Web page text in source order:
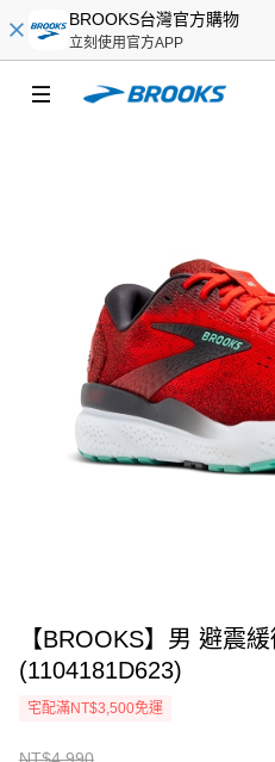
BROOKS台灣官方購物
立刻使用官方APP
【BROOKS】男 避震
(1104181D623)
宅配滿NT$3,500免運